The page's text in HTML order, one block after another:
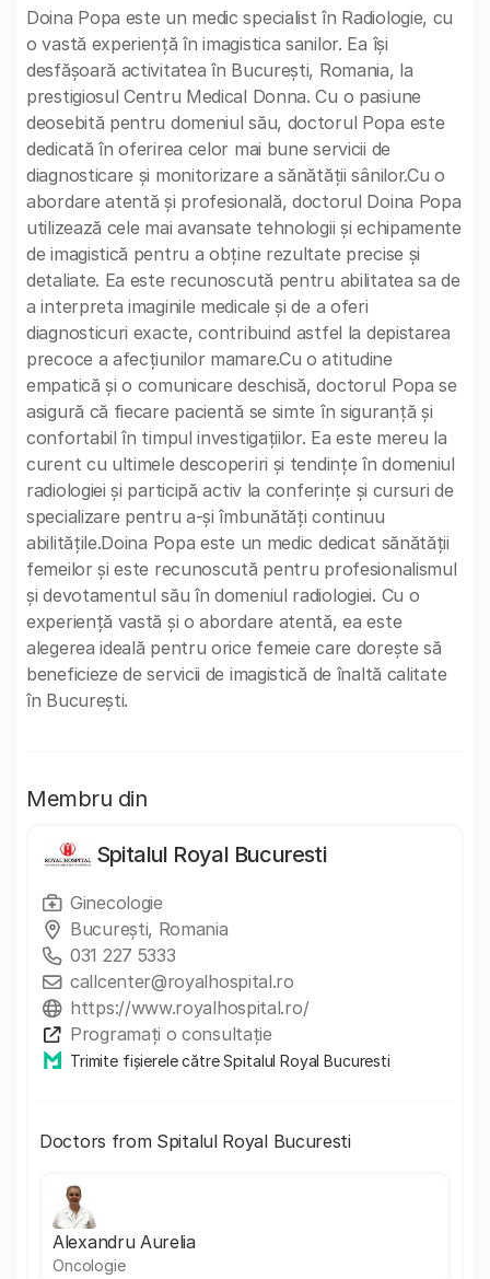
Doina Popa este un medic specialist în Radiologie, cu
o vastă experiență în imagistica sanilor. Ea își
desfășoară activitatea în București, Romania, la
prestigiosul Centru Medical Donna. Cu o pasiune
deosebită pentru domeniul său, doctorul Popa este
dedicată în oferirea celor mai bune servicii de
diagnosticare și monitorizare a sănătății sânilor.Cu o
abordare atentă și profesională, doctorul Doina Popa
utilizează cele mai avansate tehnologii și echipamente
de imagistică pentru a obține rezultate precise și
detaliate. Ea este recunoscută pentru abilitatea sa de
a interpreta imaginile medicale și de a oferi
diagnosticuri exacte, contribuind astfel la depistarea
precoce a afecțiunilor mamare.Cu o atitudine
empatică și o comunicare deschisă, doctorul Popa se
asigură că fiecare pacientă se simte în siguranță și
confortabil în timpul investigațiilor. Ea este mereu la
curent cu ultimele descoperiri și tendințe în domeniul
radiologiei și participă activ la conferințe și cursuri de
specializare pentru a-și îmbunătăți continuu
abilitățile.Doina Popa este un medic dedicat sănătății
femeilor și este recunoscută pentru profesionalismul
și devotamentul său în domeniul radiologiei. Cu o
experiență vastă și o abordare atentă, ea este
alegerea ideală pentru orice femeie care dorește să
beneficieze de servicii de imagistică de înaltă calitate
în București.
Membru din
Spitalul Royal Bucuresti
Ginecologie
București, Romania
031 227 5333
callcenter@royalhospital.ro
https://www.royalhospital.ro/
Programați o consultație
Trimite fișierele către Spitalul Royal Bucuresti
Doctors from Spitalul Royal Bucuresti
Alexandru Aurelia
Oncologie